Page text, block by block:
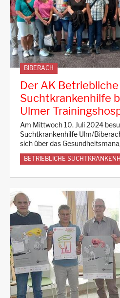
BIBERACH
Der AK Betriebliche
Suchtkrankenhilfe
Ulmer
Am Mittwoch 10. Juli 2024
Suchtkrankenhilfe Ulm/
sich über das
BETRIEBLICHE